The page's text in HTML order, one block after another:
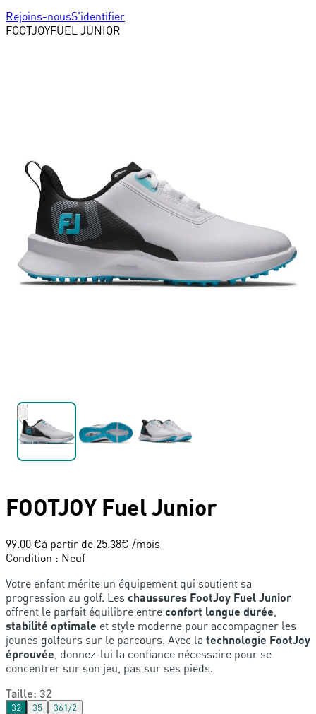
Rejoins-nousS'identifier
FOOTJOYFUEL JUNIOR
FOOTJOY Fuel Junior
99.00 €à partir de 25.38€ /mois
Condition : Neuf
Votre enfant mérite un équipement qui soutient sa
progression au golf. Les chaussures FootJoy Fuel Junior
offrent le parfait équilibre entre confort longue durée
stabilité optimale et style moderne pour accompagner les
jeunes golfeurs sur le parcours. Avec la technologie FootJoy
éprouvée , donnez-lui la confiance nécessaire pour se
concentrer sur son jeu, pas sur ses pieds.
Taille: 32
32 35 361/2